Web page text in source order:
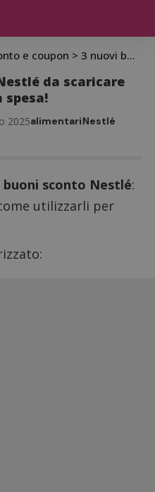
e coupon > 3 nuovi buoni sconto Nestlé da scaricare subito: risparmia sulla spesa!
da scaricare
2025alimentariNestlé
buoni sconto Nestlé:
utilizzarli per